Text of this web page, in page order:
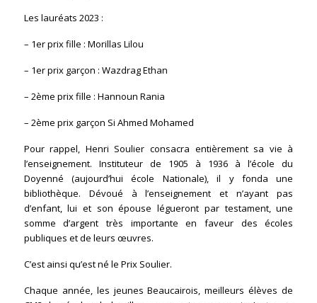
Les lauréats 2023 :
– 1er prix fille : Morillas Lilou
– 1er prix garçon : Wazdrag Ethan
– 2ème prix fille : Hannoun Rania
– 2ème prix garçon Si Ahmed Mohamed
Pour rappel, Henri Soulier consacra entièrement sa vie à
l’enseignement. Instituteur de 1905 à 1936 à l’école du
Doyenné (aujourd’hui école Nationale), il y fonda une
bibliothèque. Dévoué à l’enseignement et n’ayant pas
d’enfant, lui et son épouse légueront par testament, une
somme d’argent très importante en faveur des écoles
publiques et de leurs œuvres.
C’est ainsi qu’est né le Prix Soulier.
Chaque année, les jeunes Beaucairois, meilleurs élèves de